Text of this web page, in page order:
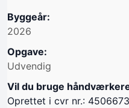
Byggeår:
2026
Opgave:
Udvendig
Vil du bruge
Oprettet i cvr nr.: